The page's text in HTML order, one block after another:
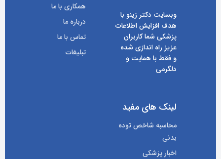
وبسایت دکتر زینو با
هدف افزایش اطلاعات
پزشکی شما کاربران
عزیز راه اندازی شده
و فقط با همایت و
دلگرمی
همکاری با ما
درباره ما
تماس با ما
تبلیغات
لینک های مفید
محاسبه شاخص توده
بدنی
اخبار پزشکی